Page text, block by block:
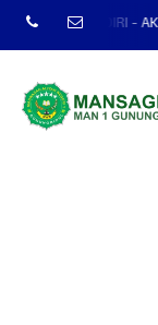
- MANDIRI -